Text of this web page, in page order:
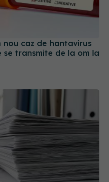
caz de hantavirus
se transmite de la om la